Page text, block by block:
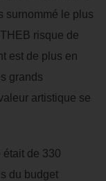
surnommé le plus
risque de
est de plus en
grands
artistique se
de 330
du budget